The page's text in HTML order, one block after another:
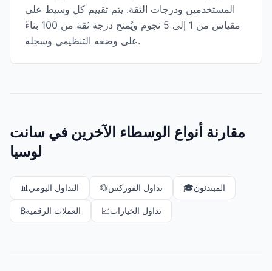
المستخدمين ودرجات الثقة. يتم تقييم كل وسيط على
مقياس من 1 إلى 5 نجوم ويُمنح درجة ثقة من 100 بناءً
على وضعه التنظيمي وسجله.
مقارنة أنواع الوسطاء الآخرين في سانت
لوسيا
📊 التداول اليومي 💱تداول الفوركس 🎓المبتدئون
₿العملات الرقمية 📈تداول الخيارات